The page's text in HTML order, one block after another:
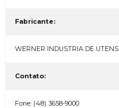
Fabricante:
WERNER INDUSTRIA DE
Contato:
Fone: (48) 3658-9000